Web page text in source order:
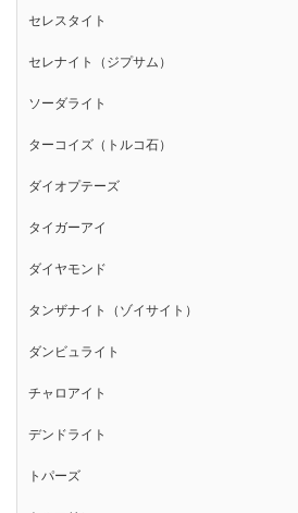
セレスタイト
セレナイト（ジプサム）
ソーダライト
ターコイズ（トルコ石）
ダイオプテーズ
タイガーアイ
ダイヤモンド
タンザナイト（ゾイサイト）
ダンビュライト
チャロアイト
デンドライト
トパーズ